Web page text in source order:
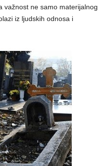
važnost ne samo materijalnog
iz ljudskih odnosa i